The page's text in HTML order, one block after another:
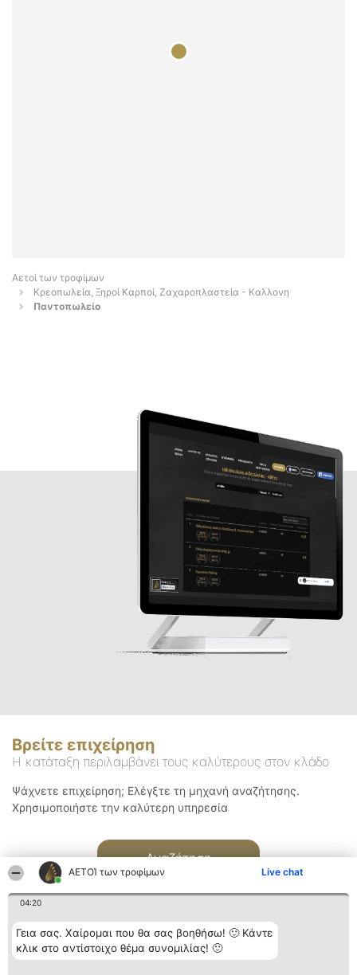
ΑΕΤΟΊ των τροφίμων Live chat
04:20
Γεια σας. Χαίρομαι που θα σας βοηθήσω! 🙂 Κάντε
κλικ στο αντίστοιχο θέμα συνομιλίας! 🙂
Αετοί των τροφίμων
Κρεοπωλεία, Ξηροί Καρποί, Ζαχαροπλαστεία - Καλλονη
Παντοπωλείο
Βρείτε επιχείρηση
Η κατάταξη περιλαμβάνει τους καλύτερους στον κλάδο
Ψάχνετε επιχείρηση; Ελέγξτε τη μηχανή αναζήτησης.
Χρησιμοποιήστε την καλύτερη υπηρεσία
Αναζήτηση